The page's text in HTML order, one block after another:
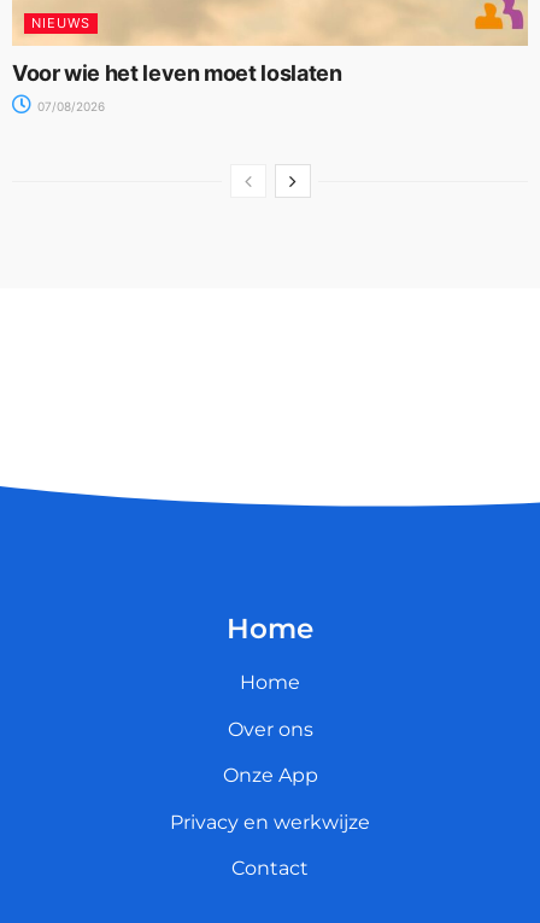
NIEUWS
Voor wie het leven moet loslaten
07/08/2026
Home
Home
Over ons
Onze App
Privacy en werkwijze
Contact